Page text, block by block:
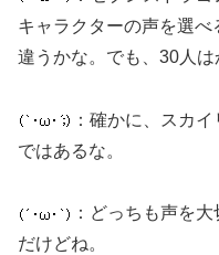
キャラクターの声を選
違うかな。でも、30人は
：確かに、スカ
ではあるな。
：どっちも声を
だけどね。